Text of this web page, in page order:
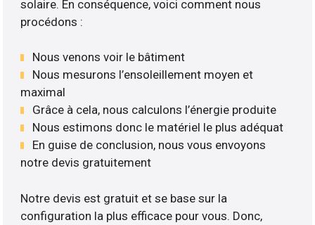
solaire. En conséquence, voici comment nous
procédons :
Nous venons voir le bâtiment
Nous mesurons l’ensoleillement moyen et
maximal
Grâce à cela, nous calculons l’énergie produite
Nous estimons donc le matériel le plus adéquat
En guise de conclusion, nous vous envoyons
notre devis gratuitement
Notre devis est gratuit et se base sur la
configuration la plus efficace pour vous. Donc,